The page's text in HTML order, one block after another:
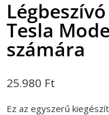
Tesla
számára
25.980 Ft
Ez az egyszerű